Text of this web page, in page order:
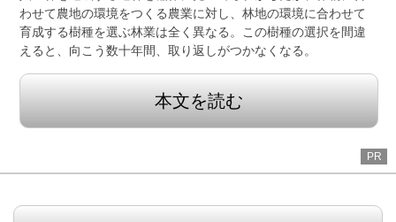
わせて農地の環境をつくる農業に対し、林地の環境に合わせて
育成する樹種を選ぶ林業は全く異なる。この樹種の選択を間違
えると、向こう数十年間、取り返しがつかなくなる。
本文を読む
PR